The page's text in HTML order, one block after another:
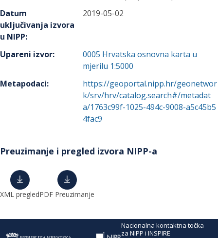
Datum
uključivanja izvora
u NIPP:
2019-05-02
Upareni izvor: 0005 Hrvatska osnovna karta u
mjerilu 1:5000
Metapodaci:
https://geoportal.nipp.hr/geonetwor
k/srv/hrv/catalog.search#/metadat
a/1763c99f-1025-494c-9008-a5c45b5
4fac9
Preuzimanje i pregled izvora NIPP-a
XML pregledPDF Preuzimanje
Nacionalna kontaktna točka
za NIPP i INSPIRE